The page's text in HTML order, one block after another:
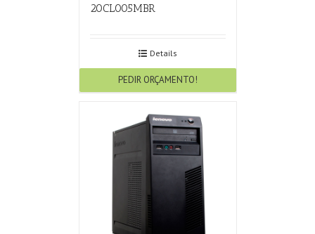
20CL005MBR
Details
PEDIR ORÇAMENTO!